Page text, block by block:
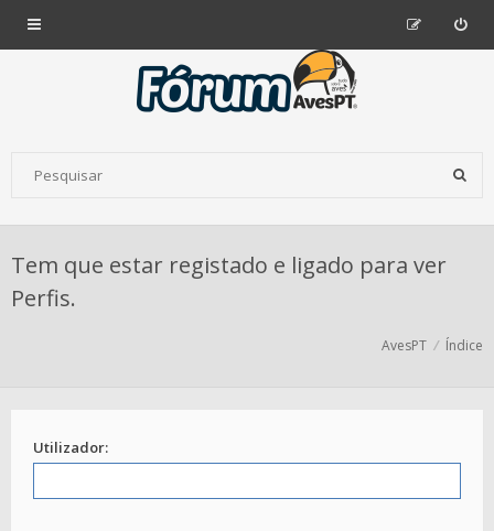
Tem que estar registado e ligado para ver
Perfis.
AvesPT Índice
Utilizador: